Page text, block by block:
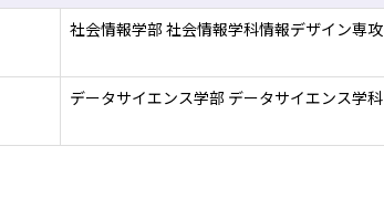
社会情報学部 社会情報学科情報デザイン専攻
データサイエンス学部 データサイエンス学科